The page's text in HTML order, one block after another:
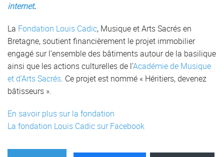
internet.
La Fondation Louis Cadic, Musique et Arts Sacrés en
Bretagne, soutient financièrement le projet immobilier
engagé sur l’ensemble des bâtiments autour de la basilique
ainsi que les actions culturelles de l’Académie de Musique
et d’Arts Sacrés. Ce projet est nommé « Héritiers, devenez
bâtisseurs ».
En savoir plus sur la fondation
La fondation Louis Cadic sur Facebook